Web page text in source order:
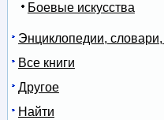
Боевые искусства
Энциклопедии,
Все книги
Другое
Найти